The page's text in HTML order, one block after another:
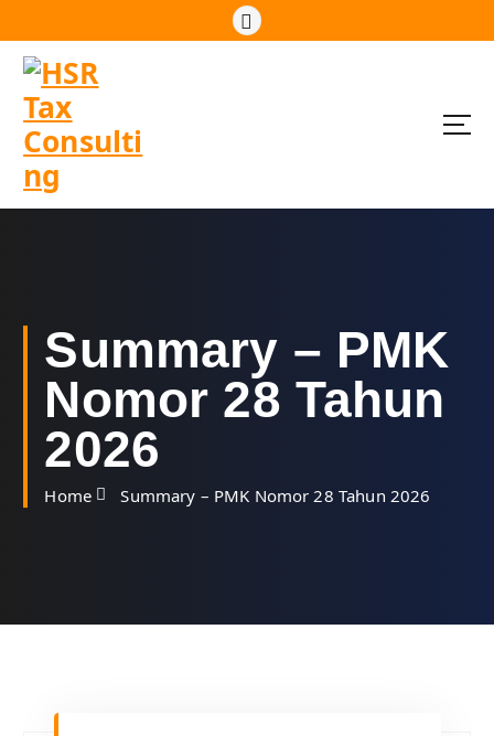
k
n
Summary – PMK
Nomor 28 Tahun
2026
Home Summary – PMK Nomor 28 Tahun 2026